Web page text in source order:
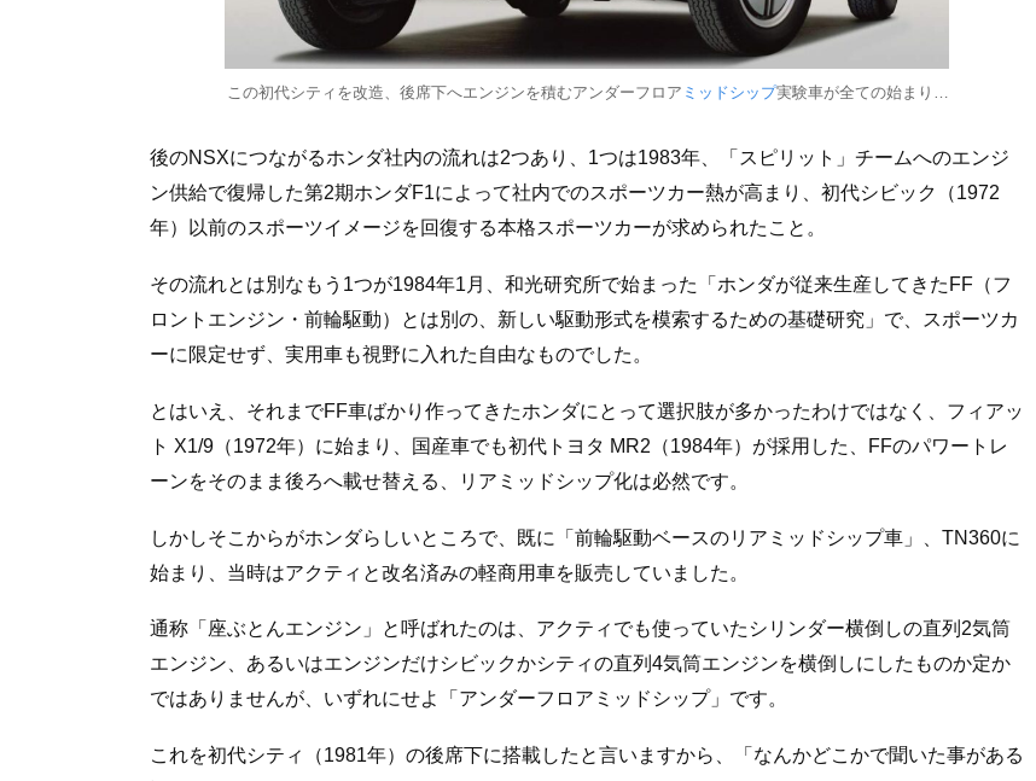
この初代シティを改造、後席下へエンジンを積むアンダーフロア ミッドシップ実験車が全ての始まり…
後のNSXにつながるホンダ社内の流れは2つあり、1つは1983年、「スピリット」チームへのエンジ
ン供給で復帰した第2期ホンダF1によって社内でのスポーツカー熱が高まり、初代シビック（1972
年）以前のスポーツイメージを回復する本格スポーツカーが求められたこと。
その流れとは別なもう1つが1984年1月、和光研究所で始まった「ホンダが従来生産してきたFF（フ
ロントエンジン・前輪駆動）とは別の、新しい駆動形式を模索するための基礎研究」で、スポーツカ
ーに限定せず、実用車も視野に入れた自由なものでした。
とはいえ、それまでFF車ばかり作ってきたホンダにとって選択肢が多かったわけではなく、フィアッ
ト X1/9（1972年）に始まり、国産車でも初代トヨタ MR2（1984年）が採用した、FFのパワートレ
ーンをそのまま後ろへ載せ替える、リアミッドシップ化は必然です。
しかしそこからがホンダらしいところで、既に「前輪駆動ベースのリアミッドシップ車」、TN360に
始まり、当時はアクティと改名済みの軽商用車を販売していました。
通称「座ぶとんエンジン」と呼ばれたのは、アクティでも使っていたシリンダー横倒しの直列2気筒
エンジン、あるいはエンジンだけシビックかシティの直列4気筒エンジンを横倒しにしたものか定か
ではありませんが、いずれにせよ「アンダーフロアミッドシップ」です。
これを初代シティ（1981年）の後席下に搭載したと言いますから、「なんかどこかで聞いた事がある